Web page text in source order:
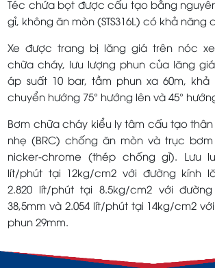
Téc chứa bọt được cấu tạo bằng
gỉ, không ăn mòn (STS316L) có khả năng
Xe được trang bị lăng giá trên nóc
chữa cháy, lưu lượng phun của lăng
áp suất 10 bar, tầm phun xa 60m, khả
chuyển hướng 75° hướng lên và 45°
Bơm chữa cháy kiểu ly tâm cấu tạo
nhẹ (BRC) chống ăn mòn và trục
nicker-chrome (thép chống gỉ). Lưu
lít/phút tại 12kg/cm2 với đường kính
2.820 lít/phút tại 8.5kg/cm2 với
38,5mm và 2.054 lít/phút tại 14kg/cm2
phun 29mm.